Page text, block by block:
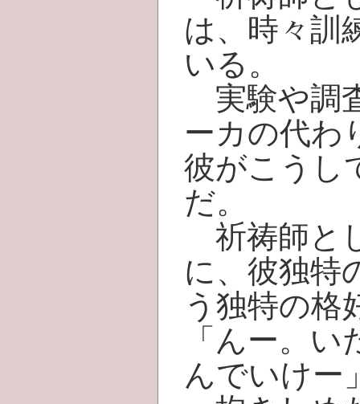
は、時々訓
いる。
実験や調
ーカの代わ
彼がこうし
だ。
祈祷師と
に、彼独特
う独特の格
「んー。
んでいけー